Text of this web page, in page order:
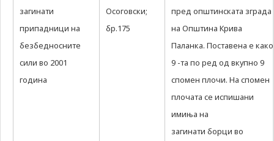
загинати
припадници на
безбедносните
сили во 2001
година
Осоговски;
бр.175
пред општинската зграда
на Општина Крива
Паланка. Поставена е како
9 -та по ред од вкупно 9
спомен плочи. На спомен
плочата се испишани
имиња на
загинати борци во